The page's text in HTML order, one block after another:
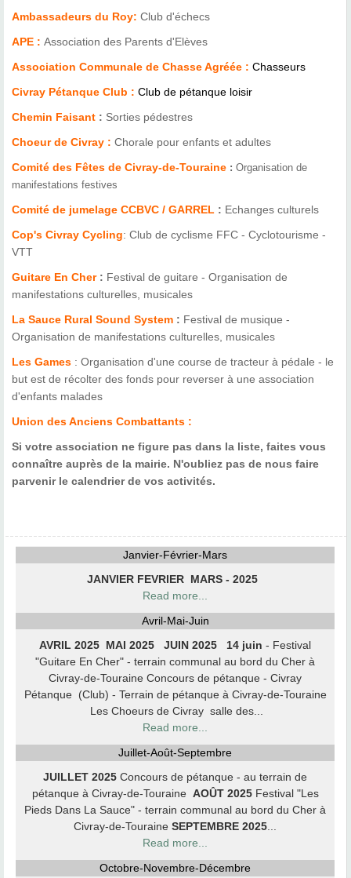
Ambassadeurs du Roy: Club d'échecs
APE : Association des Parents d'Elèves
Association Communale de Chasse Agréée : Chasseurs
Civray Pétanque Club : Club de pétanque loisir
Chemin Faisant : Sorties pédestres
Choeur de Civray : Chorale pour enfants et adultes
Comité des Fêtes de Civray-de-Touraine : Organisation de
manifestations festives
Comité de jumelage CCBVC / GARREL : Echanges culturels
Cop's Civray Cycling: Club de cyclisme FFC - Cyclotourisme -
VTT
Guitare En Cher : Festival de guitare - Organisation de
manifestations culturelles, musicales
La Sauce Rural Sound System : Festival de musique -
Organisation de manifestations culturelles, musicales
Les Games : Organisation d'une course de tracteur à pédale - le
but est de récolter des fonds pour reverser à une association
d'enfants malades
Union des Anciens Combattants :
Si votre association ne figure pas dans la liste, faites vous
connaître auprès de la mairie. N'oubliez pas de nous faire
parvenir le calendrier de vos activités.
Janvier-Février-Mars
JANVIER FEVRIER MARS - 2025
Read more...
Avril-Mai-Juin
AVRIL 2025 MAI 2025 JUIN 2025 14 juin - Festival
"Guitare En Cher" - terrain communal au bord du Cher à
Civray-de-Touraine Concours de pétanque - Civray
Pétanque (Club) - Terrain de pétanque à Civray-de-Touraine
Les Choeurs de Civray salle des...
Read more...
Juillet-Août-Septembre
JUILLET 2025 Concours de pétanque - au terrain de
pétanque à Civray-de-Touraine AOÛT 2025Festival "Les
Pieds Dans La Sauce" - terrain communal au bord du Cher à
Civray-de-Touraine SEPTEMBRE 2025
Read more...
Octobre-Novembre-Décembre